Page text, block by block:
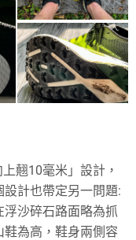
翹10毫米」設計，
計也帶定另一問題:
沙碎石路面略為抓
為高，鞋身兩側容